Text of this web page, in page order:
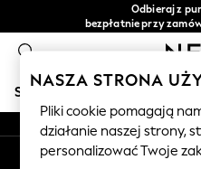
Odbieraj z
bezpłatnie przy
Łatwe
SKLEP WAKACYJNY
HOLIDAY SHOP
Women's Holiday
An error occurred on client
Nasze media
Moje konto
NASZA STRONA
Pliki cookie pomagają
działanie naszej strony,
personalizować Twoje